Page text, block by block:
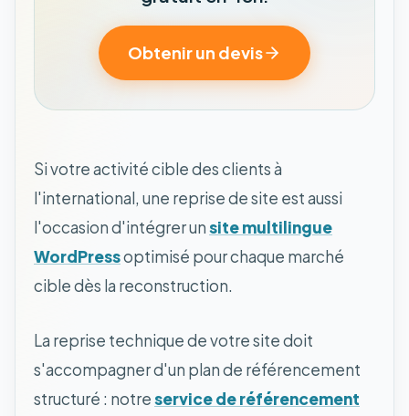
Obtenir un devis
Si votre activité cible des clients à
l'international, une reprise de site est aussi
l'occasion d'intégrer unsite multilingue
WordPressoptimisé pour chaque marché
cible dès la reconstruction.
La reprise technique de votre site doit
s'accompagner d'un plan de référencement
structuré : notreservice de référencement